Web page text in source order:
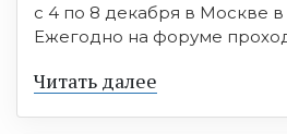
с 4 по 8 декабря в Москве
Ежегодно на форуме
Читать далее